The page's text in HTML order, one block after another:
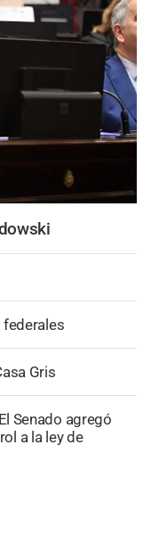
federales
Gris
El Senado agregó
a la ley de